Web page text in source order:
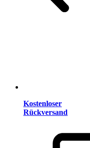
Kostenloser
Rückversand